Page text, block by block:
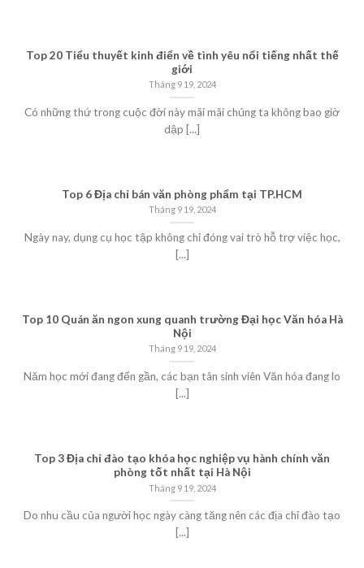
Top 20 Tiểu thuyết kinh điển về tình yêu nổi tiếng nhất thế
giới
Tháng 9 19, 2024
Có những thứ trong cuộc đời này mãi mãi chúng ta không bao giờ
dập [...]
Top 6 Địa chỉ bán văn phòng phẩm tại TP.HCM
Tháng 9 19, 2024
Ngày nay, dụng cụ học tập không chỉ đóng vai trò hỗ trợ việc học,
[...]
Top 10 Quán ăn ngon xung quanh trường Đại học Văn hóa Hà
Nội
Tháng 9 19, 2024
Năm học mới đang đến gần, các bạn tân sinh viên Văn hóa đang lo
[...]
Top 3 Địa chỉ đào tạo khóa học nghiệp vụ hành chính văn
phòng tốt nhất tại Hà Nội
Tháng 9 19, 2024
Do nhu cầu của người học ngày càng tăng nên các địa chỉ đào tạo
[...]